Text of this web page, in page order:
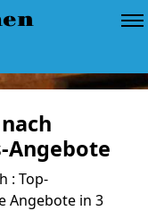
Angebote
: Top-
Angebote in 3